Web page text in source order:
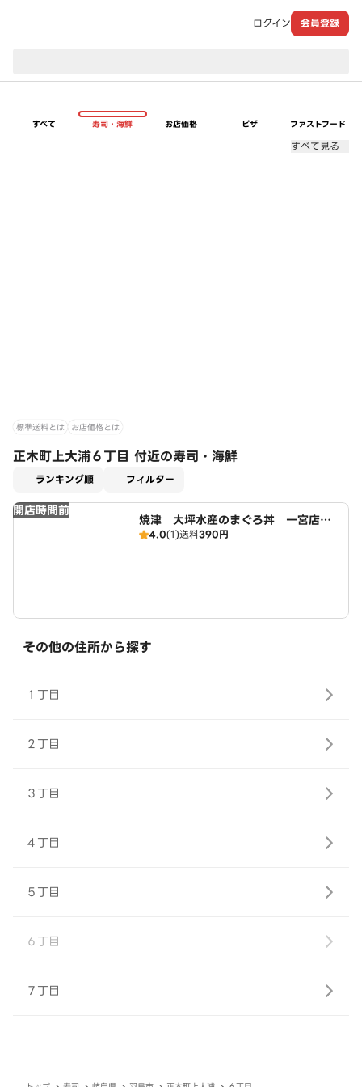
ログイン 会員登録
すべて 寿司・海鮮 お店価格 ピザ ファストフード
すべて見る
標準送料とは お店価格とは
正木町上大浦６丁目 付近の寿司・海鮮
ランキング順 フィルター
開店時間前
焼津 大坪水産のまぐろ丼 一宮店
広域店
4.0(1)送料390円
その他の住所から探す
１丁目
２丁目
３丁目
４丁目
５丁目
６丁目
７丁目